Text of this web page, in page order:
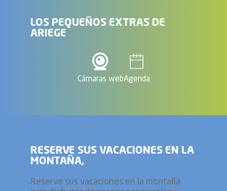
LOS PEQUEÑOS EXTRAS DE
ARIEGE
Cámaras webAgenda
RESERVE SUS VACACIONES EN LA
MONTAÑA,
Reserve sus vacaciones en la montaña